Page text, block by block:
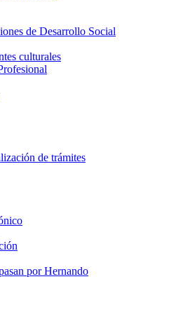
de Desarrollo Social
culturales
de trámites
por Hernando